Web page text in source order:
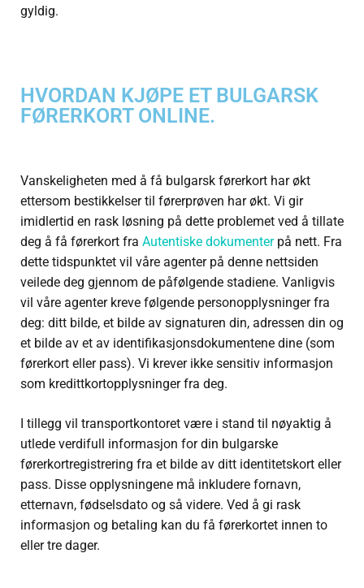
gyldig.
HVORDAN KJØPE ET BULGARSK
FØRERKORT ONLINE.
Vanskeligheten med å få bulgarsk førerkort har økt
ettersom bestikkelser til førerprøven har økt. Vi gir
imidlertid en rask løsning på dette problemet ved å tillate
deg å få førerkort fra Autentiske dokumenterpå nett. Fra
dette tidspunktet vil våre agenter på denne nettsiden
veilede deg gjennom de påfølgende stadiene. Vanligvis
vil våre agenter kreve følgende personopplysninger fra
deg: ditt bilde, et bilde av signaturen din, adressen din og
et bilde av et av identifikasjonsdokumentene dine (som
førerkort eller pass). Vi krever ikke sensitiv informasjon
som kredittkortopplysninger fra deg.
I tillegg vil transportkontoret være i stand til nøyaktig å
utlede verdifull informasjon for din bulgarske
førerkortregistrering fra et bilde av ditt identitetskort eller
pass. Disse opplysningene må inkludere fornavn,
etternavn, fødselsdato og så videre. Ved å gi rask
informasjon og betaling kan du få førerkortet innen to
eller tre dager.